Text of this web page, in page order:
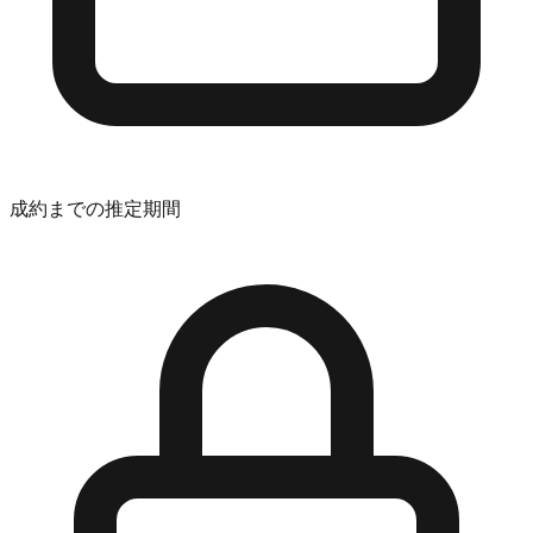
成約までの推定期間